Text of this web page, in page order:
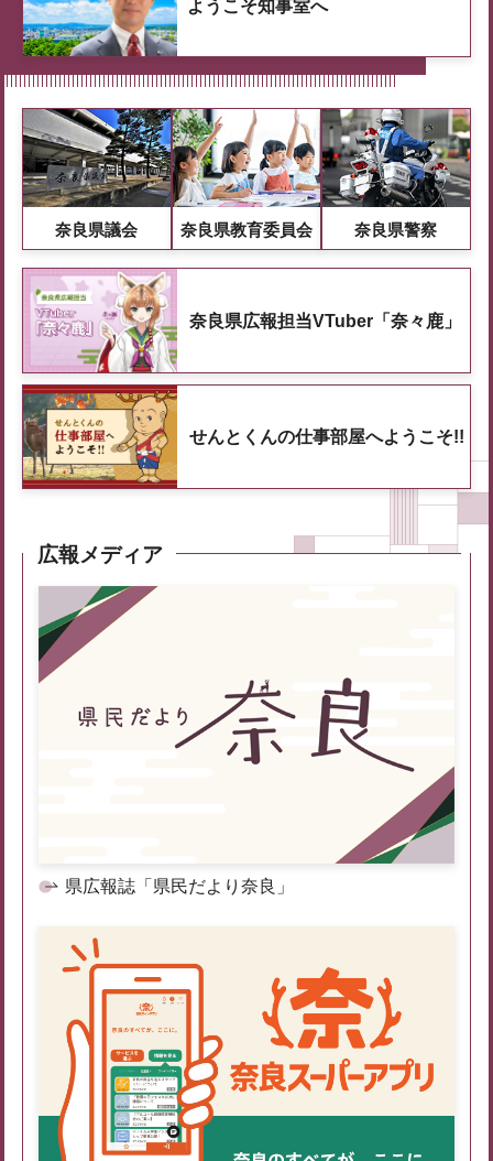
ようこそ知事室へ
奈良県議会 奈良県教育委員会 奈良県警察
奈良県広報担当VTuber「奈々鹿」
せんとくんの仕事部屋へようこそ!!
広報メディア
県広報誌「県民だより奈良」